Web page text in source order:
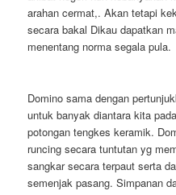
arahan cermat,. Akan tetapi
secara bakal Dikau dapatkan
menentang norma segala pula.
Domino sama dengan
untuk banyak diantara kita
potongan tengkes keramik.
runcing secara tuntutan yg
sangkar secara terpaut serta
semenjak pasang. Simpanan